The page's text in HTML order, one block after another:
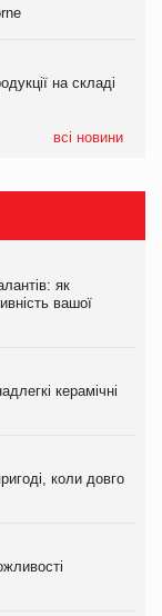
на складі
всі новини
вироби на
на складі
як
вашої
керамічні
коли довго